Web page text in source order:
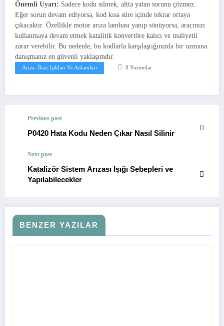
Önemli Uyarı: Sadece kodu silmek, altta yatan sorunu çözmez.
Eğer sorun devam ediyorsa, kod kısa süre içinde tekrar ortaya
çıkacaktır. Özellikle motor arıza lambası yanıp sönüyorsa, aracınızı
kullanmaya devam etmek katalitik konvertöre kalıcı ve maliyetli
zarar verebilir. Bu nedenle, bu kodlarla karşılaştığınızda bir uzmana
danışmanız en güvenli yaklaşımdır.
Arıza -İkaz Işıkları Ve Anlamları 0 Yorumlar
Previous post
P0420 Hata Kodu Neden Çıkar Nasıl Silinir
Next post
Katalizör Sistem Arızası Işığı Sebepleri ve
Yapılabilecekler
BENZER YAZILAR